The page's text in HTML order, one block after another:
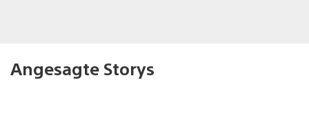
Angesagte Storys